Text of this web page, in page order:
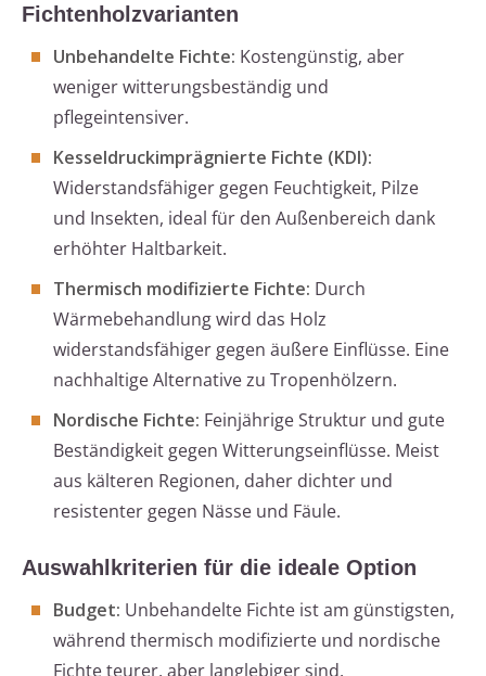
Fichtenholzvarianten
Unbehandelte Fichte: Kostengünstig, aber
weniger witterungsbeständig und
pflegeintensiver.
Kesseldruckimprägnierte Fichte (KDI):
Widerstandsfähiger gegen Feuchtigkeit, Pilze
und Insekten, ideal für den Außenbereich dank
erhöhter Haltbarkeit.
Thermisch modifizierte Fichte: Durch
Wärmebehandlung wird das Holz
widerstandsfähiger gegen äußere Einflüsse. Eine
nachhaltige Alternative zu Tropenhölzern.
Nordische Fichte: Feinjährige Struktur und gute
Beständigkeit gegen Witterungseinflüsse. Meist
aus kälteren Regionen, daher dichter und
resistenter gegen Nässe und Fäule.
Auswahlkriterien für die ideale Option
Budget: Unbehandelte Fichte ist am günstigsten,
während thermisch modifizierte und nordische
Fichte teurer, aber langlebiger sind.